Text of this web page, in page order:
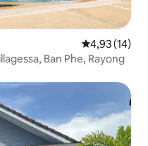
4,93 (14)
Ban Phe, Rayong